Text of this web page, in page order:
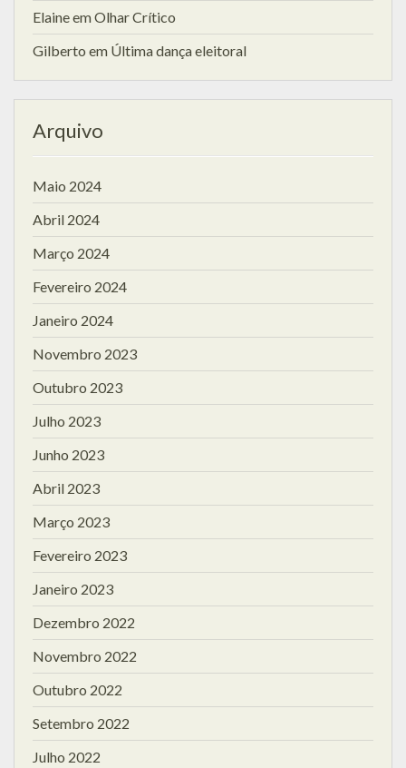
ElaineemOlhar Crítico
Gilberto em Última dança eleitoral
Arquivo
Maio 2024
Abril 2024
Março 2024
Fevereiro 2024
Janeiro 2024
Novembro 2023
Outubro 2023
Julho 2023
Junho 2023
Abril 2023
Março 2023
Fevereiro 2023
Janeiro 2023
Dezembro 2022
Novembro 2022
Outubro 2022
Setembro 2022
Julho 2022